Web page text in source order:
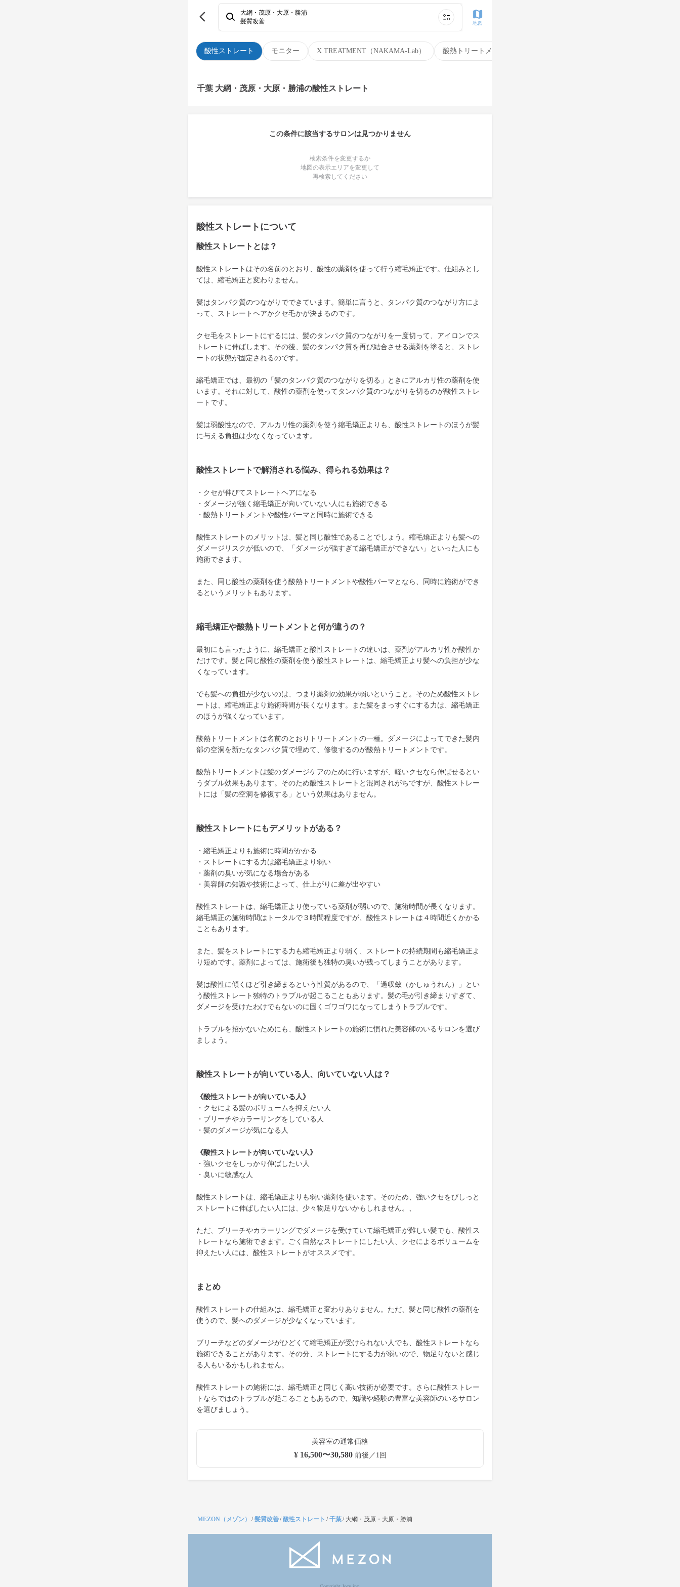
酸性ストレート モニター X TREATMENT（NAKAMA-Lab） 酸熱トリートメント
大網・茂原・大原・勝浦
髪質改善
地図
千葉 大網・茂原・大原・勝浦の酸性ストレート
この条件に該当するサロンは見つかりません
検索条件を変更するか
地図の表示エリアを変更して
再検索してください
酸性ストレートについて
酸性ストレートとは？
酸性ストレートはその名前のとおり、酸性の薬剤を使って行う縮毛矯正です。仕組みとし
ては、縮毛矯正と変わりません。
髪はタンパク質のつながりでできています。簡単に言うと、タンパク質のつながり方によ
って、ストレートヘアかクセ毛かが決まるのです。
クセ毛をストレートにするには、髪のタンパク質のつながりを一度切って、アイロンでス
トレートに伸ばします。その後、髪のタンパク質を再び結合させる薬剤を塗ると、ストレ
ートの状態が固定されるのです。
縮毛矯正では、最初の「髪のタンパク質のつながりを切る」ときにアルカリ性の薬剤を使
います。それに対して、酸性の薬剤を使ってタンパク質のつながりを切るのが酸性ストレ
ートです。
髪は弱酸性なので、アルカリ性の薬剤を使う縮毛矯正よりも、酸性ストレートのほうが髪
に与える負担は少なくなっています。
酸性ストレートで解消される悩み、得られる効果は？
・クセが伸びてストレートヘアになる
・ダメージが強く縮毛矯正が向いていない人にも施術できる
・酸熱トリートメントや酸性パーマと同時に施術できる
酸性ストレートのメリットは、髪と同じ酸性であることでしょう。縮毛矯正よりも髪への
ダメージリスクが低いので、「ダメージが強すぎて縮毛矯正ができない」といった人にも
施術できます。
また、同じ酸性の薬剤を使う酸熱トリートメントや酸性パーマとなら、同時に施術ができ
るというメリットもあります。
縮毛矯正や酸熱トリートメントと何が違うの？
最初にも言ったように、縮毛矯正と酸性ストレートの違いは、薬剤がアルカリ性か酸性か
だけです。髪と同じ酸性の薬剤を使う酸性ストレートは、縮毛矯正より髪への負担が少な
くなっています。
でも髪への負担が少ないのは、つまり薬剤の効果が弱いということ。そのため酸性ストレ
ートは、縮毛矯正より施術時間が長くなります。また髪をまっすぐにする力は、縮毛矯正
のほうが強くなっています。
酸熱トリートメントは名前のとおりトリートメントの一種。ダメージによってできた髪内
部の空洞を新たなタンパク質で埋めて、修復するのが酸熱トリートメントです。
酸熱トリートメントは髪のダメージケアのために行いますが、軽いクセなら伸ばせるとい
うダブル効果もあります。そのため酸性ストレートと混同されがちですが、酸性ストレー
トには「髪の空洞を修復する」という効果はありません。
酸性ストレートにもデメリットがある？
・縮毛矯正よりも施術に時間がかかる
・ストレートにする力は縮毛矯正より弱い
・薬剤の臭いが気になる場合がある
・美容師の知識や技術によって、仕上がりに差が出やすい
酸性ストレートは、縮毛矯正より使っている薬剤が弱いので、施術時間が長くなります。
縮毛矯正の施術時間はトータルで３時間程度ですが、酸性ストレートは４時間近くかかる
こともあります。
また、髪をストレートにする力も縮毛矯正より弱く、ストレートの持続期間も縮毛矯正よ
り短めです。薬剤によっては、施術後も独特の臭いが残ってしまうことがあります。
髪は酸性に傾くほど引き締まるという性質があるので、「過収斂（かしゅうれん）」とい
う酸性ストレート独特のトラブルが起こることもあります。髪の毛が引き締まりすぎて、
ダメージを受けたわけでもないのに固くゴワゴワになってしまうトラブルです。
トラブルを招かないためにも、酸性ストレートの施術に慣れた美容師のいるサロンを選び
ましょう。
酸性ストレートが向いている人、向いていない人は？
《酸性ストレートが向いている人》
・クセによる髪のボリュームを抑えたい人
・ブリーチやカラーリングをしている人
・髪のダメージが気になる人
《酸性ストレートが向いていない人》
・強いクセをしっかり伸ばしたい人
・臭いに敏感な人
酸性ストレートは、縮毛矯正よりも弱い薬剤を使います。そのため、強いクセをびしっと
ストレートに伸ばしたい人には、少々物足りないかもしれません。、
ただ、ブリーチやカラーリングでダメージを受けていて縮毛矯正が難しい髪でも、酸性ス
トレートなら施術できます。ごく自然なストレートにしたい人、クセによるボリュームを
抑えたい人には、酸性ストレートがオススメです。
まとめ
酸性ストレートの仕組みは、縮毛矯正と変わりありません。ただ、髪と同じ酸性の薬剤を
使うので、髪へのダメージが少なくなっています。
ブリーチなどのダメージがひどくて縮毛矯正が受けられない人でも、酸性ストレートなら
施術できることがあります。その分、ストレートにする力が弱いので、物足りないと感じ
る人もいるかもしれません。
酸性ストレートの施術には、縮毛矯正と同じく高い技術が必要です。さらに酸性ストレー
トならではのトラブルが起こることもあるので、知識や経験の豊富な美容師のいるサロン
を選びましょう。
美容室の通常価格
¥ 16,500〜30,580前後／1回
MEZON（メゾン） /髪質改善/酸性ストレート /千葉/ 大網・茂原・大原・勝浦